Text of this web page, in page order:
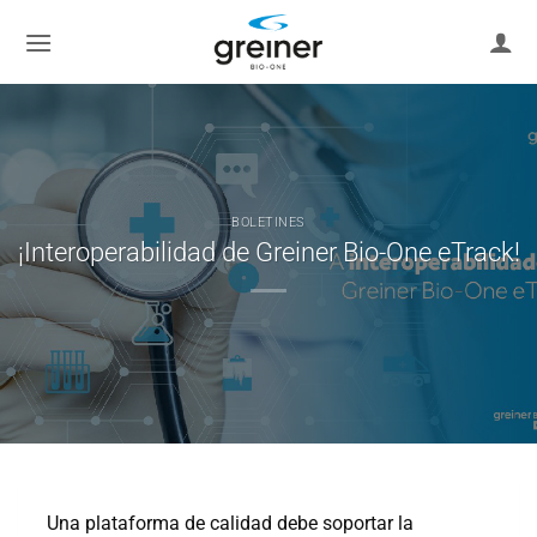
BOLETINES
¡Interoperabilidad de Greiner Bio-One eTrack!
Una plataforma de calidad debe soportar la